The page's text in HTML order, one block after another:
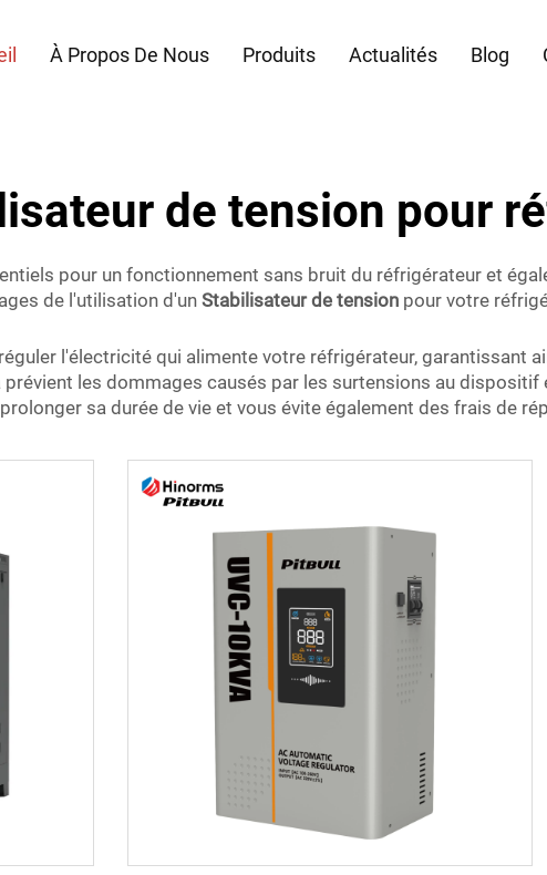
À Propos De Nous Produits Actualités Blog
de tension pour
pour un fonctionnement sans bruit du réfrigérateur et
de l'utilisation d'unStabilisateur de tension pour votre
l'électricité qui alimente votre réfrigérateur, garantissant
les dommages causés par les surtensions au dispositif
sa durée de vie et vous évite également des frais de